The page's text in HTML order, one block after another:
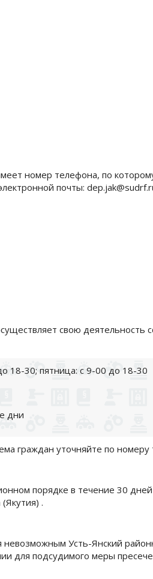
номер телефона, по
почты:
свою деятельность
18-30; пятница: с 9-00 до 18-30
дни
граждан уточняйте по номеру
порядке в течение 30
.
невозможным Усть-Янский
для подсудимого меры